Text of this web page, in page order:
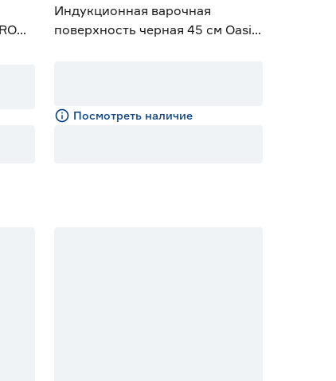
Индукционная варочная
поверхность черная 45 см Oasis
Посмотреть наличие